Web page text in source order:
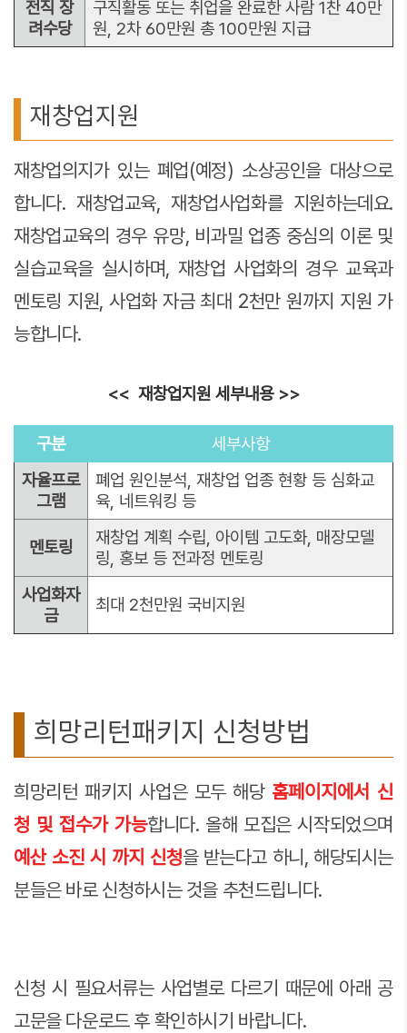
전직 장
려수당
구직활동 또는 취업을 완료한 사람 1찬 40만
원, 2차 60만원 총 100만원 지급
재창업지원
재창업의지가 있는 폐업(예정) 소상공인을 대상으로
합니다. 재창업교육, 재창업사업화를 지원하는데요.
재창업교육의 경우 유망, 비과밀 업종 중심의 이론 및
실습교육을 실시하며, 재창업 사업화의 경우 교육과
멘토링 지원, 사업화 자금 최대 2천만 원까지 지원 가
능합니다.
<< 재창업지원 세부내용 >>
구분
세부사항
자율프로
그램
폐업 원인분석, 재창업 업종 현황 등 심화교
육, 네트워킹 등
멘토링
재창업 계획 수립, 아이템 고도화, 매장모델
링, 홍보 등 전과정 멘토링
사업화자
금
최대 2천만원 국비지원
희망리턴패키지 신청방법
희망리턴 패키지 사업은 모두 해당 홈페이지에서 신
청 및 접수가 가능합니다. 올해 모집은 시작되었으며
예산 소진 시 까지 신청을 받는다고 하니, 해당되시는
분들은 바로 신청하시는 것을 추천드립니다.
신청 시 필요서류는 사업별로 다르기 때문에 아래 공
고문을 다운로드 후 확인하시기 바랍니다.